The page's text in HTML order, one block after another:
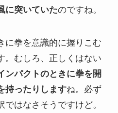
に突いていたのですね。
に拳を意識的に握りこむ
。むしろ、正しくはない
ンパクトのときに拳を開
持ったりしますね。必ず
ではなさそうですけど。